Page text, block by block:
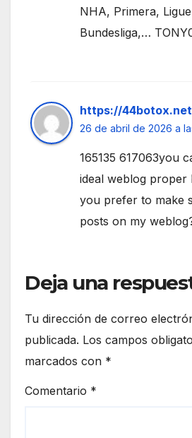
NHA, Primera,
Bundesliga,…
https://
26 de abril de 2026 a
165135 617063you
ideal weblog proper
you prefer to make
posts on my
Deja una
Tu dirección de correo
publicada. Los campos
marcados con *
Comentario *